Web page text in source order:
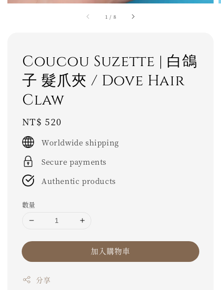
1 / 8
Coucou Suzette | 白鴿
子 髮爪夾 / Dove Hair
Claw
Regular
price
NT$ 520
Worldwide shipping
Secure payments
Authentic products
數量
加入購物車
分享